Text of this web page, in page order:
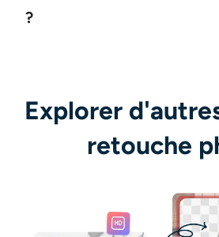
?
Explorer
retouche